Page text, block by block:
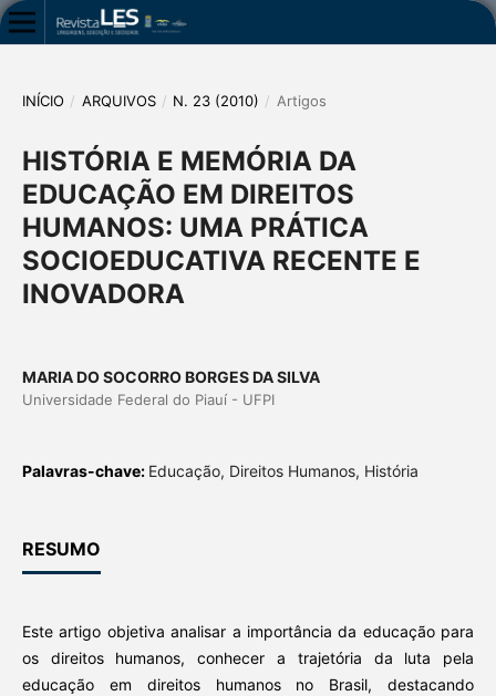
INÍCIO / ARQUIVOS / N. 23 (2010) / Artigos
HISTÓRIA E MEMÓRIA DA
EDUCAÇÃO EM DIREITOS
HUMANOS: UMA PRÁTICA
SOCIOEDUCATIVA RECENTE E
INOVADORA
MARIA DO SOCORRO BORGES DA SILVA
Universidade Federal do Piauí - UFPI
Palavras-chave: Educação, Direitos Humanos, História
RESUMO
Este artigo objetiva analisar a importância da educação para
os direitos humanos, conhecer a trajetória da luta pela
educação em direitos humanos no Brasil, destacando